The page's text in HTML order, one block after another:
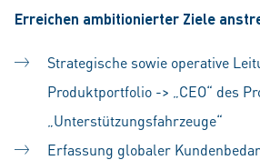
Erreichen ambitionierter Ziele
Strategische sowie operative
Produktportfolio -> „CEO“ des
„Unterstützungsfahrzeuge“
Erfassung globaler